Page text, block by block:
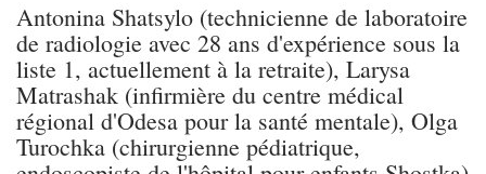
Antonina Shatsylo (technicienne de laboratoire
de radiologie avec 28 ans d'expérience sous la
liste 1, actuellement à la retraite), Larysa
Matrashak (infirmière du centre médical
régional d'Odesa pour la santé mentale), Olga
Turochka (chirurgienne pédiatrique,